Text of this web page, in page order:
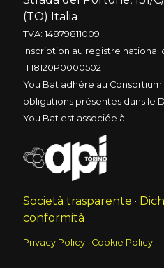
(TO) Italia
TVA: 14879811009
Inscription au registre national
IT18120P00005021
You Bat adhère au Consortium
obligations présentes dans le
You Bat est associée à
Società trasparente ·
conformità
Privacy Policy · Cookie Policy